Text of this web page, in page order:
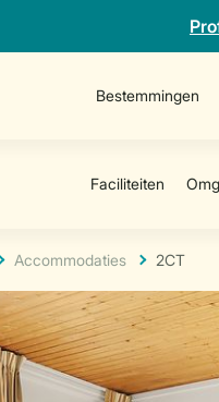
Bestemmingen
Accommodaties 2CT